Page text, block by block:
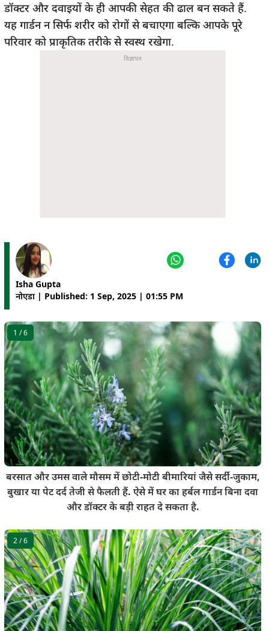
डॉक्टर और दवाइयों के ही आपकी सेहत की ढाल बन सकते हैं.
यह गार्डन न सिर्फ शरीर को रोगों से बचाएगा बल्कि आपके पूरे
परिवार को प्राकृतिक तरीके से स्वस्थ रखेगा.
Isha Gupta
नोएडा | Published: 1 Sep, 2025 | 01:55 PM
1 / 6
बरसात और उमस वाले मौसम में छोटी-मोटी बीमारियां जैसे सर्दी-जुकाम,
बुखार या पेट दर्द तेजी से फैलती हैं. ऐसे में घर का हर्बल गार्डन बिना दवा
और डॉक्टर के बड़ी राहत दे सकता है.
2/ 6